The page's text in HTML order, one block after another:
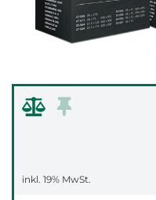
inkl. 19% MwSt.